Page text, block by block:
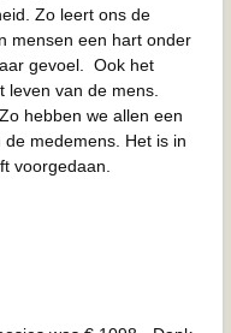
Zo leert ons de
mensen een hart onder
gevoel. Ook het
leven van de mens.
hebben we allen een
medemens. Het is in
voorgedaan.